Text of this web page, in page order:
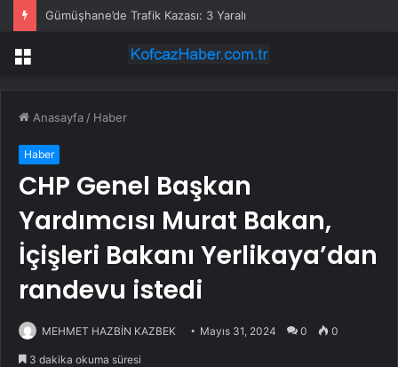
Gümüşhane’de Trafik Kazası: 3 Yaralı
Menü
Anasayfa / Haber
Haber
CHP Genel Başkan
Yardımcısı Murat Bakan,
İçişleri Bakanı Yerlikaya’dan
randevu istedi
MEHMET HAZBİN KAZBEK Mayıs 31, 2024 0 0
3 dakika okuma süresi